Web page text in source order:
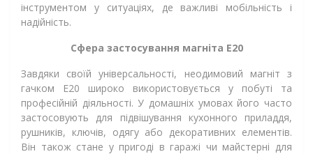
інструментом у ситуаціях, де важливі мобільність і
надійність.
Сфера застосування магніта Е20
Завдяки своїй універсальності, неодимовий магніт з
гачком Е20 широко використовується у побуті та
професійній діяльності. У домашніх умовах його часто
застосовують для підвішування кухонного приладдя,
рушників, ключів, одягу або декоративних елементів.
Він також стане у пригоді в гаражі чи майстерні для